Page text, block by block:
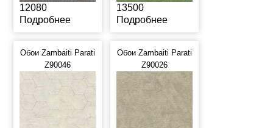
12080
Подробнее
13500
Подробнее
Обои Zambaiti Parati
Z90046
Обои Zambaiti Parati
Z90026